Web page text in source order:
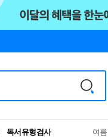
RBTI Lab
여